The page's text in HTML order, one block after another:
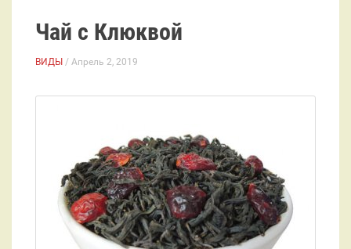
Чай с Клюквой
ВИДЫ / Апрель 2, 2019